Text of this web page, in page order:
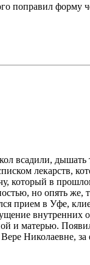
поправил форму
всадили,
лекарств,
который в
но опять же,
прием в Уфе,
внутренних
и матерью.
Николаевне,